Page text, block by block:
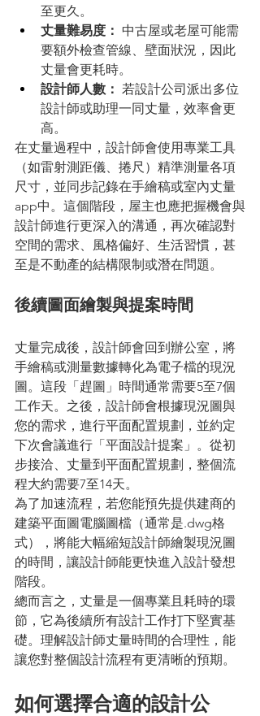
至更久。
丈量難易度： 中古屋或老屋可能需
要額外檢查管線、壁面狀況，因此
丈量會更耗時。
設計師人數： 若設計公司派出多位
設計師或助理一同丈量，效率會更
高。
在丈量過程中，設計師會使用專業工具
（如雷射測距儀、捲尺）精準測量各項
尺寸，並同步記錄在手繪稿或室內丈量
app中。這個階段，屋主也應把握機會與
設計師進行更深入的溝通，再次確認對
空間的需求、風格偏好、生活習慣，甚
至是不動產的結構限制或潛在問題。
後續圖面繪製與提案時間
丈量完成後，設計師會回到辦公室，將
手繪稿或測量數據轉化為電子檔的現況
圖。這段「趕圖」時間通常需要5至7個
工作天。之後，設計師會根據現況圖與
您的需求，進行平面配置規劃，並約定
下次會議進行「平面設計提案」。從初
步接洽、丈量到平面配置規劃，整個流
程大約需要7至14天。
為了加速流程，若您能預先提供建商的
建築平面圖電腦圖檔（通常是.dwg格
式），將能大幅縮短設計師繪製現況圖
的時間，讓設計師能更快進入設計發想
階段。
總而言之，丈量是一個專業且耗時的環
節，它為後續所有設計工作打下堅實基
礎。理解設計師丈量時間的合理性，能
讓您對整個設計流程有更清晰的預期。
如何選擇合適的設計公